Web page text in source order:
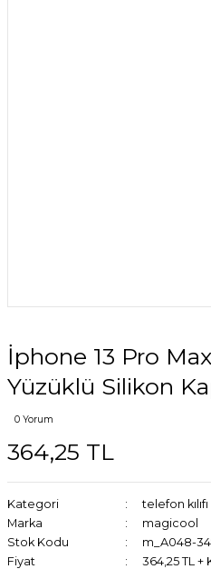
İphone 13 Pro
Yüzüklü Silikon
0 Yorum
364,25 TL
Kategori
telefon kılıfı
Marka
magicool
Stok Kodu
m_A048-
Fiyat
364,25 TL +